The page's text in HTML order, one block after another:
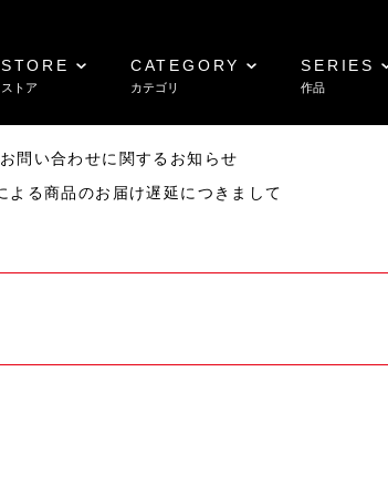
STORE
ストア
CATEGORY
カテゴリ
SERIES
作品
い合わせに関するお知らせ
る商品のお届け遅延につきまして